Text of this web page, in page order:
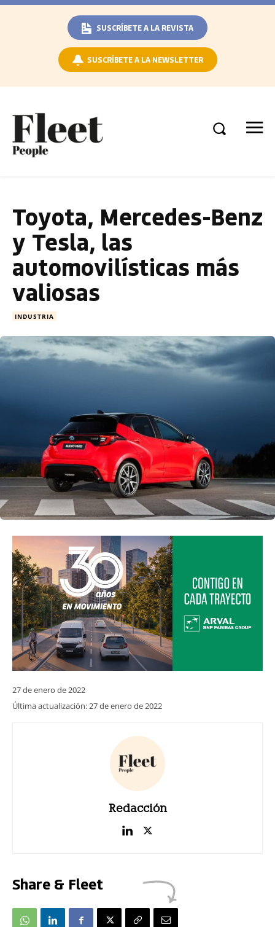
SUSCRÍBETE A LA REVISTA
SUSCRÍBETE A LA NEWSLETTER
Toyota, Mercedes-Benz
y Tesla, las
automovilísticas más
valiosas
INDUSTRIA
27 de enero de 2022
Última actualización:27 de enero de 2022
Redacción
Share & Fleet